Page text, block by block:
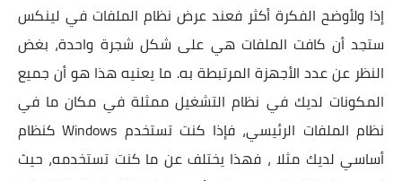
إذا ولأوضح الفكرة أكثر فعند عرض نظام الملفات في لينكس
ستجد أن كافت الملفات هي على شكل شجرة واحدة، بغض
النظر عن عدد الأجهزة المرتبطة به. ما يعنيه هذا هو أن جميع
المكونات لديك في نظام التشغيل ممثلة في مكان ما في
نظام الملفات الرئيسي، فإذا كنت تستخدم Windows كنظام
أساسي لديك مثلا ، فهذا يختلف عن ما كنت تستخدمه، حيث